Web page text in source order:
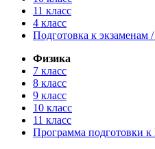
11 класс
4 класс
Подготовка к
Физика
7 класс
8 класс
9 класс
10 класс
11 класс
Программа подготовки